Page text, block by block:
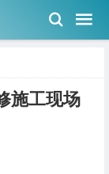
施工现场